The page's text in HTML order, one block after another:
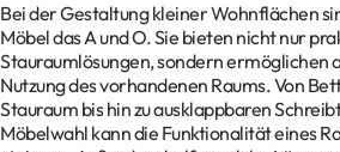
Bei der Gestaltung kleiner Wohnflächen
Möbel das A und O. Sie bieten nicht nur
Stauraumlösungen, sondern ermöglichen
Nutzung des vorhandenen Raums. Von
Stauraum bis hin zu ausklappbaren
Möbelwahl kann die Funktionalität eines